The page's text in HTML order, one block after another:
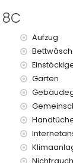
des
in Calpe,
Tierpark
Aufzug
Garten